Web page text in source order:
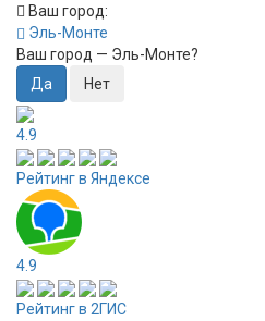
Ваш город:
Эль-Монте
Ваш город — Эль-Монте?
4.9
Рейтинг в Яндексе
4.9
Рейтинг в 2ГИС